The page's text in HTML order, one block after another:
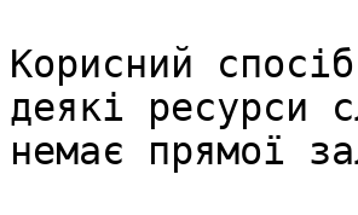
Корисний
деякі ресурси
немає прямої